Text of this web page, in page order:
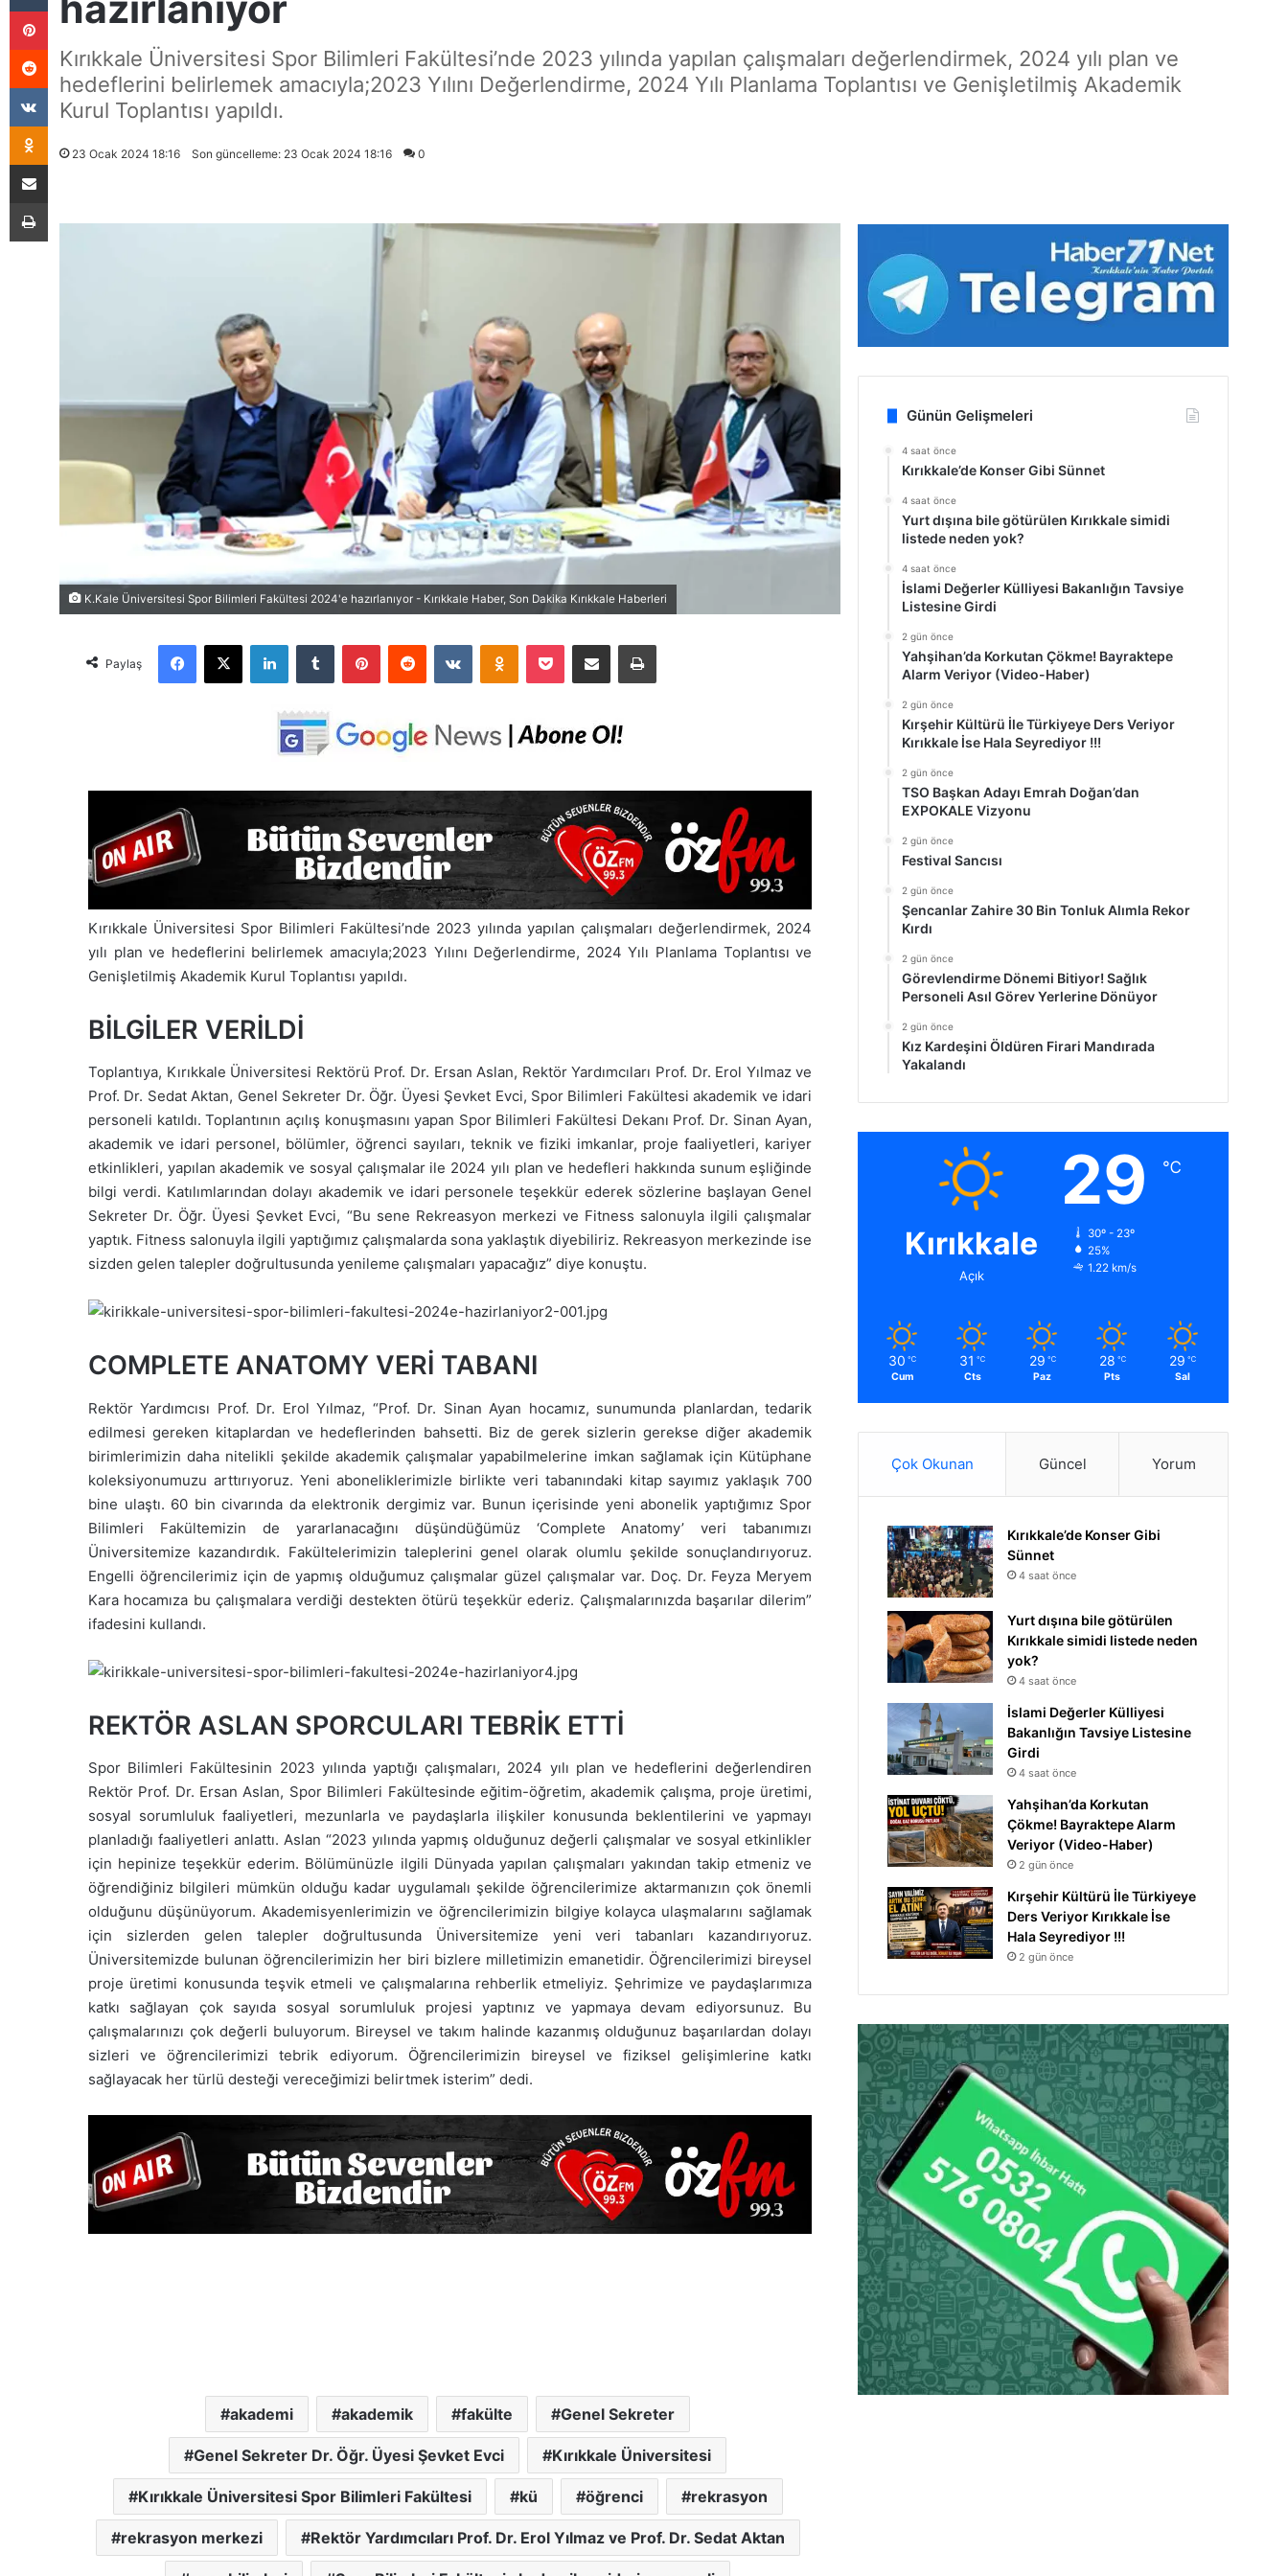
Kırıkkale Üniversitesi Spor Bilimleri Fakültesi’nde 2023 yılında yapılan çalışmaları değerlendirmek, 2024 yılı plan ve
hedeflerini belirlemek amacıyla;2023 Yılını Değerlendirme, 2024 Yılı Planlama Toplantısı ve Genişletilmiş Akademik
Kurul Toplantısı yapıldı.
23 Ocak 2024 18:16 Son güncelleme: 23 Ocak 2024 18:16 0
K.Kale Üniversitesi Spor Bilimleri Fakültesi 2024'e hazırlanıyor - Kırıkkale Haber, Son Dakika Kırıkkale Haberleri
Paylaş
Kırıkkale Üniversitesi Spor Bilimleri Fakültesi’nde 2023 yılında yapılan çalışmaları değerlendirmek, 2024
yılı plan ve hedeflerini belirlemek amacıyla;2023 Yılını Değerlendirme, 2024 Yılı Planlama Toplantısı ve
Genişletilmiş Akademik Kurul Toplantısı yapıldı.
BİLGİLER VERİLDİ
Toplantıya, Kırıkkale Üniversitesi Rektörü Prof. Dr. Ersan Aslan, Rektör Yardımcıları Prof. Dr. Erol Yılmaz ve
Prof. Dr. Sedat Aktan, Genel Sekreter Dr. Öğr. Üyesi Şevket Evci, Spor Bilimleri Fakültesi akademik ve idari
personeli katıldı. Toplantının açılış konuşmasını yapan Spor Bilimleri Fakültesi Dekanı Prof. Dr. Sinan Ayan,
akademik ve idari personel, bölümler, öğrenci sayıları, teknik ve fiziki imkanlar, proje faaliyetleri, kariyer
etkinlikleri, yapılan akademik ve sosyal çalışmalar ile 2024 yılı plan ve hedefleri hakkında sunum eşliğinde
bilgi verdi. Katılımlarından dolayı akademik ve idari personele teşekkür ederek sözlerine başlayan Genel
Sekreter Dr. Öğr. Üyesi Şevket Evci, “Bu sene Rekreasyon merkezi ve Fitness salonuyla ilgili çalışmalar
yaptık. Fitness salonuyla ilgili yaptığımız çalışmalarda sona yaklaştık diyebiliriz. Rekreasyon merkezinde ise
sizden gelen talepler doğrultusunda yenileme çalışmaları yapacağız” diye konuştu.
COMPLETE ANATOMY VERİ TABANI
Rektör Yardımcısı Prof. Dr. Erol Yılmaz, “Prof. Dr. Sinan Ayan hocamız, sunumunda planlardan, tedarik
edilmesi gereken kitaplardan ve hedeflerinden bahsetti. Biz de gerek sizlerin gerekse diğer akademik
birimlerimizin daha nitelikli şekilde akademik çalışmalar yapabilmelerine imkan sağlamak için Kütüphane
koleksiyonumuzu arttırıyoruz. Yeni aboneliklerimizle birlikte veri tabanındaki kitap sayımız yaklaşık 700
bine ulaştı. 60 bin civarında da elektronik dergimiz var. Bunun içerisinde yeni abonelik yaptığımız Spor
Bilimleri Fakültemizin de yararlanacağını düşündüğümüz ‘Complete Anatomy’ veri tabanımızı
Üniversitemize kazandırdık. Fakültelerimizin taleplerini genel olarak olumlu şekilde sonuçlandırıyoruz.
Engelli öğrencilerimiz için de yapmış olduğumuz çalışmalar güzel çalışmalar var. Doç. Dr. Feyza Meryem
Kara hocamıza bu çalışmalara verdiği destekten ötürü teşekkür ederiz. Çalışmalarınızda başarılar dilerim”
ifadesini kullandı.
REKTÖR ASLAN SPORCULARI TEBRİK ETTİ
Spor Bilimleri Fakültesinin 2023 yılında yaptığı çalışmaları, 2024 yılı plan ve hedeflerini değerlendiren
Rektör Prof. Dr. Ersan Aslan, Spor Bilimleri Fakültesinde eğitim-öğretim, akademik çalışma, proje üretimi,
sosyal sorumluluk faaliyetleri, mezunlarla ve paydaşlarla ilişkiler konusunda beklentilerini ve yapmayı
planladığı faaliyetleri anlattı. Aslan “2023 yılında yapmış olduğunuz değerli çalışmalar ve sosyal etkinlikler
için hepinize teşekkür ederim. Bölümünüzle ilgili Dünyada yapılan çalışmaları yakından takip etmeniz ve
öğrendiğiniz bilgileri mümkün olduğu kadar uygulamalı şekilde öğrencilerimize aktarmanızın çok önemli
olduğunu düşünüyorum. Akademisyenlerimizin ve öğrencilerimizin bilgiye kolayca ulaşmalarını sağlamak
için sizlerden gelen talepler doğrultusunda Üniversitemize yeni veri tabanları kazandırıyoruz.
Üniversitemizde bulunan öğrencilerimizin her biri bizlere milletimizin emanetidir. Öğrencilerimizi bireysel
proje üretimi konusunda teşvik etmeli ve çalışmalarına rehberlik etmeliyiz. Şehrimize ve paydaşlarımıza
katkı sağlayan çok sayıda sosyal sorumluluk projesi yaptınız ve yapmaya devam ediyorsunuz. Bu
çalışmalarınızı çok değerli buluyorum. Bireysel ve takım halinde kazanmış olduğunuz başarılardan dolayı
sizleri ve öğrencilerimizi tebrik ediyorum. Öğrencilerimizin bireysel ve fiziksel gelişimlerine katkı
sağlayacak her türlü desteği vereceğimizi belirtmek isterim” dedi.
akademi akademik fakülte Genel Sekreter
Genel Sekreter Dr. Öğr. Üyesi Şevket Evci Kırıkkale Üniversitesi
Kırıkkale Üniversitesi Spor Bilimleri Fakültesi kü öğrenci rekrasyon
rekrasyon merkezi Rektör Yardımcıları Prof. Dr. Erol Yılmaz ve Prof. Dr. Sedat Aktan
Günün Gelişmeleri
4 saat önce
Kırıkkale’de Konser Gibi Sünnet
4 saat önce
Yurt dışına bile götürülen Kırıkkale simidi
listede neden yok?
4 saat önce
İslami Değerler Külliyesi Bakanlığın Tavsiye
Listesine Girdi
2 gün önce
Yahşihan’da Korkutan Çökme! Bayraktepe
Alarm Veriyor (Video-Haber)
2 gün önce
Kırşehir Kültürü İle Türkiyeye Ders Veriyor
Kırıkkale İse Hala Seyrediyor !!!
2 gün önce
TSO Başkan Adayı Emrah Doğan’dan
EXPOKALE Vizyonu
2 gün önce
Festival Sancısı
2 gün önce
Şencanlar Zahire 30 Bin Tonluk Alımla Rekor
Kırdı
2 gün önce
Görevlendirme Dönemi Bitiyor! Sağlık
Personeli Asıl Görev Yerlerine Dönüyor
2 gün önce
Kız Kardeşini Öldüren Firari Mandırada
Yakalandı
Kırıkkale
Açık
29 ℃
30º - 23º
25%
1.22 km/s
30 ℃
Cum
31 ℃
Cts
29 ℃
Paz
28 ℃
Pts
29 ℃
Sal
Çok Okunan Güncel Yorum
Kırıkkale’de Konser Gibi
Sünnet
4 saat önce
Yurt dışına bile götürülen
Kırıkkale simidi listede neden
yok?
4 saat önce
İslami Değerler Külliyesi
Bakanlığın Tavsiye Listesine
Girdi
4 saat önce
Yahşihan’da Korkutan
Çökme! Bayraktepe Alarm
Veriyor (Video-Haber)
2 gün önce
Kırşehir Kültürü İle Türkiyeye
Ders Veriyor Kırıkkale İse
Hala Seyrediyor !!!
2 gün önce
Pinterest
Reddit
VKontakte